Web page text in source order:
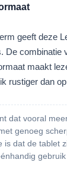
geeft deze
De combinatie
maakt
rustiger dan
dat vooral
genoeg
is dat de tablet